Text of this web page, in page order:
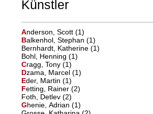
Künstler
Anderson, Scott (1)
Balkenhol, Stephan (1)
Bernhardt, Katherine (1)
Bohl, Henning (1)
Cragg, Tony (1)
Dzama, Marcel (1)
Eder, Martin (1)
Fetting, Rainer (2)
Foth, Detlev (2)
Ghenie, Adrian (1)